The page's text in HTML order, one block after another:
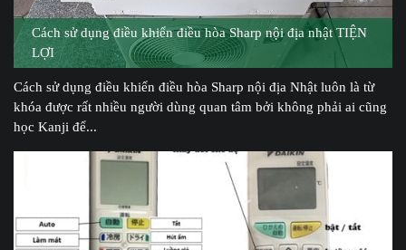
Cách sử dụng điều khiển điều hòa Sharp nội địa nhật TIỆN
LỢI
Cách sử dụng điều khiển điều hòa Sharp nội địa Nhật luôn là từ
khóa được rất nhiều người dùng quan tâm bởi không phải ai cũng
học Kanji để...